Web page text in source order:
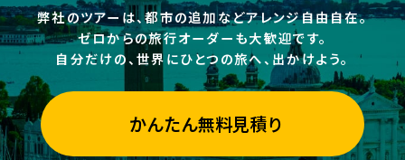
弊社のツアーは、都市の追加などアレンジ自由自在。
ゼロからの旅行オーダーも大歓迎です。
自分だけの、世界にひとつの旅へ、出かけよう。
かんたん無料見積り